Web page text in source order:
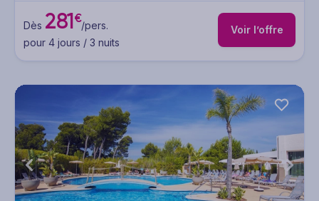
Dès 281€/pers.
pour 4 jours / 3 nuits
Voir l’offre